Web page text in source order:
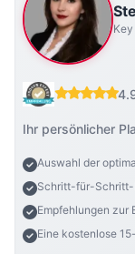
Ihr persönlicher
Auswahl der
Schritt-für-Schritt-
Empfehlungen zur
Eine kostenlose